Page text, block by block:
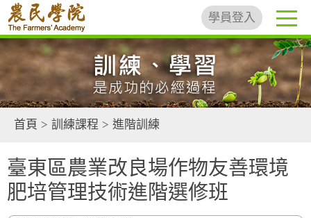
學員登入
首頁 > 訓練課程 > 進階訓練
臺東區農業改良場作物友善環境
肥培管理技術進階選修班